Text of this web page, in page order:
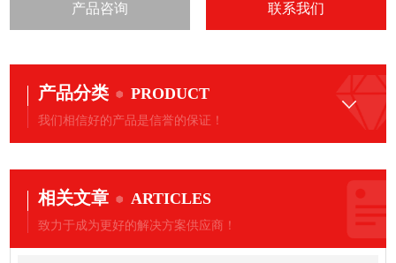
产品咨询 联系我们
产品分类 PRODUCT
我们相信好的产品是信誉的保证！
相关文章 ARTICLES
致力于成为更好的解决方案供应商！